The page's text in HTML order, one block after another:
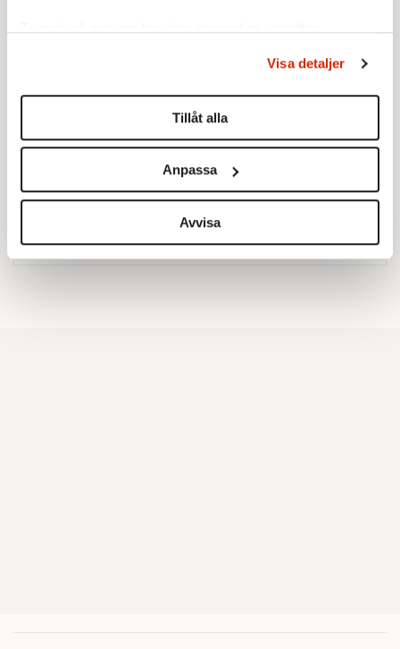
Du kan ändra eller dra tillbaka ditt samtycke när som
helst från cookie-förklaringen.
Vi använder enhetsidentifierare för att anpassa innehållet
för sociala medier och analysera vår trafik. Vi
vidarebefordrar även sådana identifierare och annan
information från din enhet till de sociala medier och
annons- och analysföretag som vi samarbetar med.
Dessa kan i sin tur kombinera informationen med annan
Visa detaljer
Tillåt alla
Anpassa
Avvisa
Testa vår valkompass 2026!